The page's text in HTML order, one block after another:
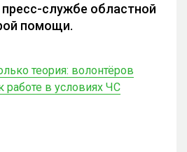
службе областной
помощи.
теория: волонтёров
работе в условиях ЧС